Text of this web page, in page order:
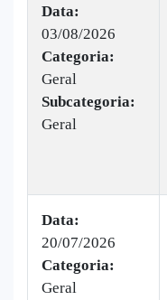
Data:
03/08/2026
Categoria:
Geral
Subcategoria:
Geral
Data:
20/07/2026
Categoria:
Geral